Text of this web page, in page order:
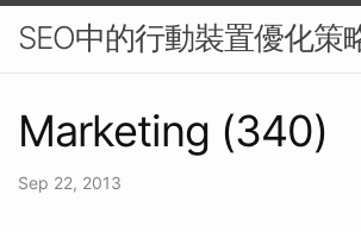
SEO中的行動裝置優化策
Marketing (340)
Sep 22, 2013